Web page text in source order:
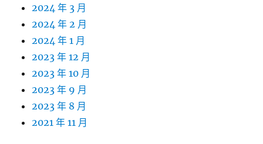
2024 年 3 月
2024 年 2 月
2024 年 1 月
2023 年 12 月
2023 年 10 月
2023 年 9 月
2023 年 8 月
2021 年 11 月